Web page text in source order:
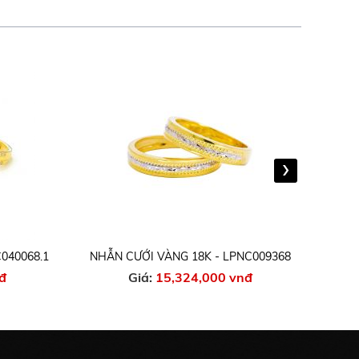
NHẪN CƯỚI VÀNG 18K - LPNC009368
Giá: 15,324,000 vnđ
›